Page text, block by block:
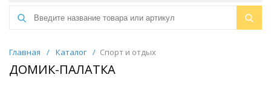
Главная / Каталог / Спорт и отдых
ДОМИК-ПАЛАТКА